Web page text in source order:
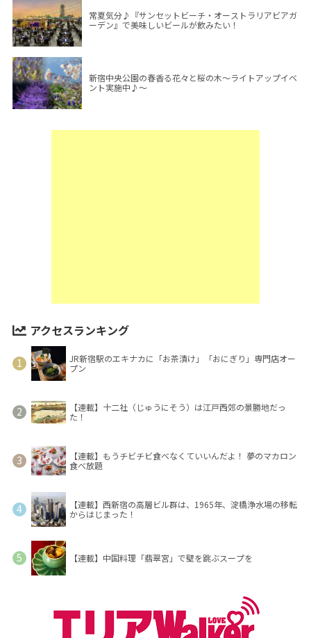
常夏気分♪『サンセットビーチ・オーストラリアビアガ
ーデン』で美味しいビールが飲みたい！
新宿中央公園の春香る花々と桜の木～ライトアップイベ
ント実施中♪～
アクセスランキング
JR新宿駅のエキナカに「お茶漬け」「おにぎり」専門店オー
プン
【連載】十二社（じゅうにそう）は江戸西郊の景勝地だっ
た！
【連載】もうチビチビ食べなくていいんだよ！ 夢のマカロン
食べ放題
【連載】西新宿の高層ビル群は、1965年、淀橋浄水場の移転
からはじまった！
【連載】中国料理「翡翠宮」で壁を跳ぶスープを